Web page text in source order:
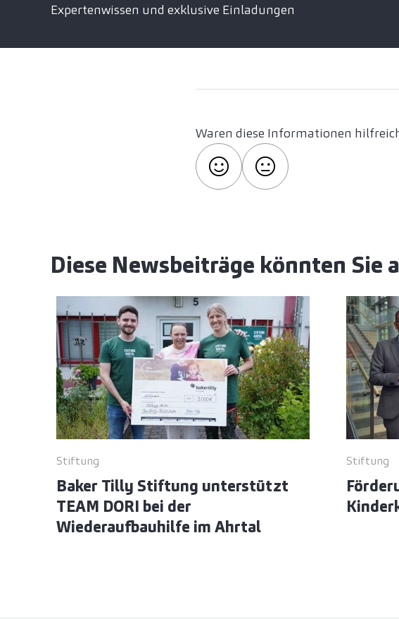
Expertenwissen und exklusive Einladungen
Waren diese Informationen
Diese Newsbeiträge könnten Sie
Stiftung
Baker Tilly Stiftung unterstützt
TEAM DORI bei der
Wiederaufbauhilfe im Ahrtal
Stiftung